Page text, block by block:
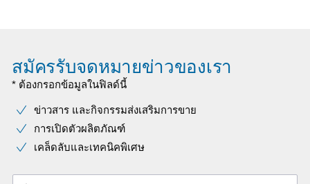
สมัครรับจดหมายข่าวของเรา
* ต้องกรอกข้อมูลในฟิลด์นี้
ข่าวสาร และกิจกรรมส่งเสริมการขาย
การเปิดตัวผลิตภัณฑ์
เคล็ดลับและเทคนิคพิเศษ